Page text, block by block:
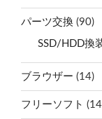
パーツ交換 (90)
SSD/HDD換
ブラウザー (14)
フリーソフト